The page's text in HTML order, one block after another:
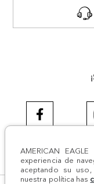
AMERICAN
experiencia de
aceptando su
nuestra política has